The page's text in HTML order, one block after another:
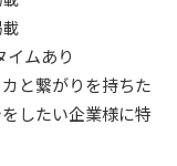
ムあり
と繋がりを持ちた
したい企業様に特